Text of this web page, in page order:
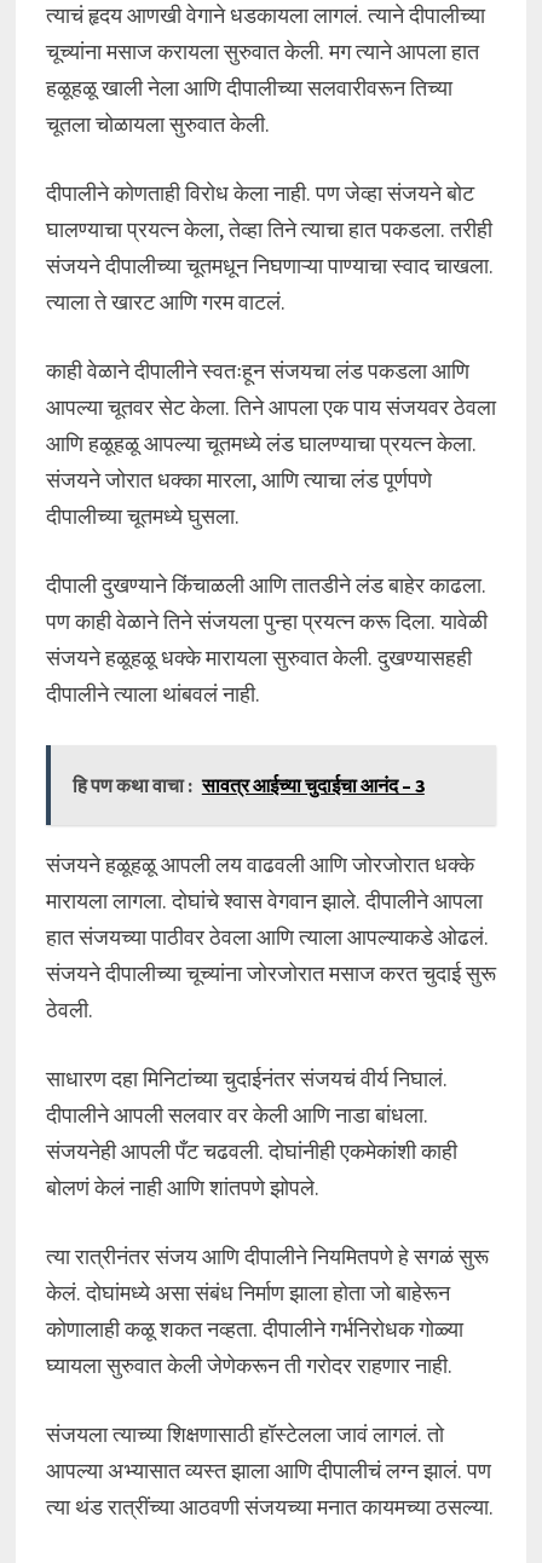
त्याचं हृदय आणखी वेगाने धडकायला लागलं. त्याने दीपालीच्या
चूच्यांना मसाज करायला सुरुवात केली. मग त्याने आपला हात
हळूहळू खाली नेला आणि दीपालीच्या सलवारीवरून तिच्या
चूतला चोळायला सुरुवात केली.
दीपालीने कोणताही विरोध केला नाही. पण जेव्हा संजयने बोट
घालण्याचा प्रयत्न केला, तेव्हा तिने त्याचा हात पकडला. तरीही
संजयने दीपालीच्या चूतमधून निघणाऱ्या पाण्याचा स्वाद चाखला.
त्याला ते खारट आणि गरम वाटलं.
काही वेळाने दीपालीने स्वतःहून संजयचा लंड पकडला आणि
आपल्या चूतवर सेट केला. तिने आपला एक पाय संजयवर ठेवला
आणि हळूहळू आपल्या चूतमध्ये लंड घालण्याचा प्रयत्न केला.
संजयने जोरात धक्का मारला, आणि त्याचा लंड पूर्णपणे
दीपालीच्या चूतमध्ये घुसला.
दीपाली दुखण्याने किंचाळली आणि तातडीने लंड बाहेर काढला.
पण काही वेळाने तिने संजयला पुन्हा प्रयत्न करू दिला. यावेळी
संजयने हळूहळू धक्के मारायला सुरुवात केली. दुखण्यासहही
दीपालीने त्याला थांबवलं नाही.
हि पण कथा वाचा : सावत्र आईच्या चुदाईचा आनंद – 3
संजयने हळूहळू आपली लय वाढवली आणि जोरजोरात धक्के
मारायला लागला. दोघांचे श्वास वेगवान झाले. दीपालीने आपला
हात संजयच्या पाठीवर ठेवला आणि त्याला आपल्याकडे ओढलं.
संजयने दीपालीच्या चूच्यांना जोरजोरात मसाज करत चुदाई सुरू
ठेवली.
साधारण दहा मिनिटांच्या चुदाईनंतर संजयचं वीर्य निघालं.
दीपालीने आपली सलवार वर केली आणि नाडा बांधला.
संजयनेही आपली पँट चढवली. दोघांनीही एकमेकांशी काही
बोलणं केलं नाही आणि शांतपणे झोपले.
त्या रात्रीनंतर संजय आणि दीपालीने नियमितपणे हे सगळं सुरू
केलं. दोघांमध्ये असा संबंध निर्माण झाला होता जो बाहेरून
कोणालाही कळू शकत नव्हता. दीपालीने गर्भनिरोधक गोळ्या
घ्यायला सुरुवात केली जेणेकरून ती गरोदर राहणार नाही.
संजयला त्याच्या शिक्षणासाठी हॉस्टेलला जावं लागलं. तो
आपल्या अभ्यासात व्यस्त झाला आणि दीपालीचं लग्न झालं. पण
त्या थंड रात्रींच्या आठवणी संजयच्या मनात कायमच्या ठसल्या.